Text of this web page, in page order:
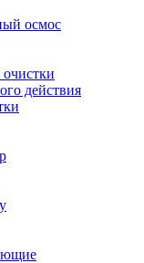
осмос
действия